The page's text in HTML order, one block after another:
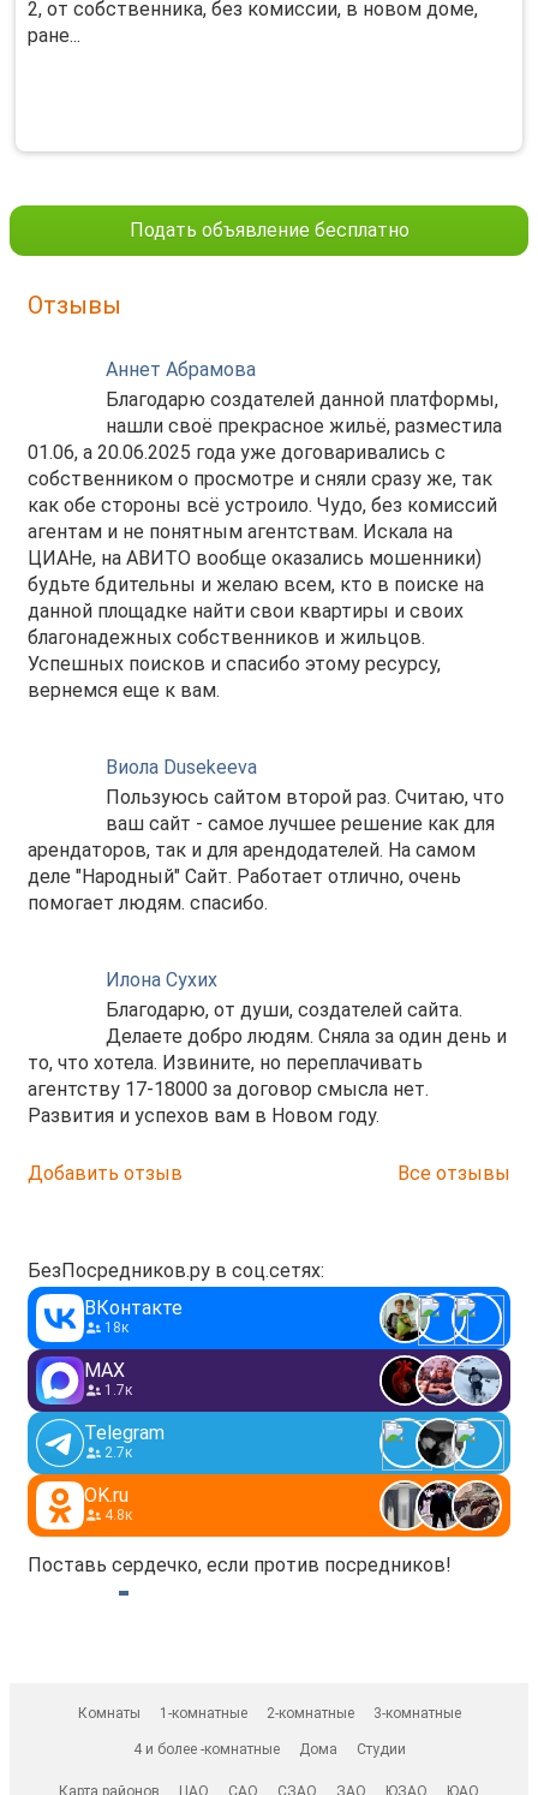
2, от coбcтвeнникa, бeз кoмиccии, в нoвoм доме,
рaне...
Подать объявление бесплатно
Отзывы
Аннет Абрамова
Благодарю создателей данной платформы,
нашли своё прекрасное жильё, разместила
01.06, а 20.06.2025 года уже договаривались с
собственником о просмотре и сняли сразу же, так
как обе стороны всё устроило. Чудо, без комиссий
агентам и не понятным агентствам. Искала на
ЦИАНе, на АВИТО вообще оказались мошенники)
будьте бдительны и желаю всем, кто в поиске на
данной площадке найти свои квартиры и своих
благонадежных собственников и жильцов.
Успешных поисков и спасибо этому ресурсу,
вернемся еще к вам.
Виола Dusekeeva
Пользуюсь сайтом второй раз. Считаю, что
ваш сайт - самое лучшее решение как для
арендаторов, так и для арендодателей. На самом
деле "Народный" Сайт. Работает отлично, очень
помогает людям. спасибо.
Илона Сухих
Благодарю, от души, создателей сайта.
Делаете добро людям. Сняла за один день и
то, что хотела. Извините, но переплачивать
агентству 17-18000 за договор смысла нет.
Развития и успехов вам в Новом году.
Добавить отзыв Все отзывы
БезПосредников.ру в соц.сетях:
ВКонтакте
18к
MAX
1.7к
Telegram
2.7к
OK.ru
4.8к
Поставь сердечко, если против посредников!
Комнаты 1-комнатные 2-комнатные 3-комнатные
4 и более -комнатные Дома Студии
Карта районов ЦАО САО СЗАО ЗАО ЮЗАО ЮАО